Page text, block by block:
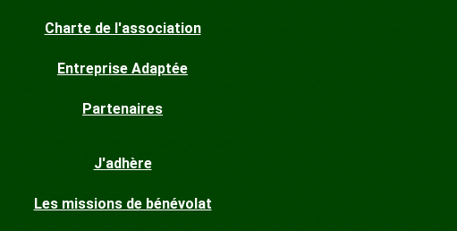
Charte de l'association
Entreprise Adaptée
Partenaires
J'adhère
Les missions de bénévolat